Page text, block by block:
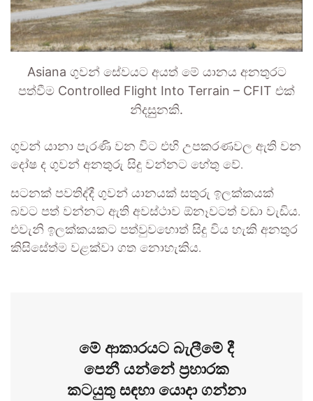
Asiana ගුවන් සේවයට අයත් මේ යානය අනතුරට
පත්වීම Controlled Flight Into Terrain – CFIT එක්
නිදසුුනකි.
ගුවන් යානා පැරණි වන විට එහි උපකරණවල ඇති වන
දෝෂ ද ගුවන් අනතුරු සිදු වන්නට හේතු වේ.
සටනක් පවතිද්දී ගුවන් යානයක් සතුරු ඉලක්කයක්
බවට පත් වන්නට ඇති අවස්ථාව ඕනෑවටත් වඩා වැඩිය.
එවැනි ඉලක්කයකට පත්වුවහොත් සිදු විය හැකි අනතුර
කිසිසේත්ම වළක්වා ගත නොහැකිය.
මේ ආකාරයට බැලීමේ දී
පෙනී යන්නේ ප්‍රහාරක
කටයුතු සඳහා යොදා ගන්නා